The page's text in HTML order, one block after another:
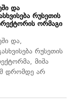
და
რუსეთის
ორმაგი
და,
რუსეთის
მიშა
დრომდე არ